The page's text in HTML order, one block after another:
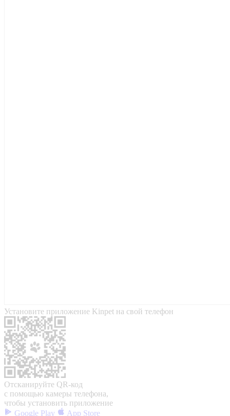
Установите приложение Kinpet на свой телефон
Отсканируйте QR-код
с помощью камеры телефона,
чтобы установить приложение
Google Play
App Store